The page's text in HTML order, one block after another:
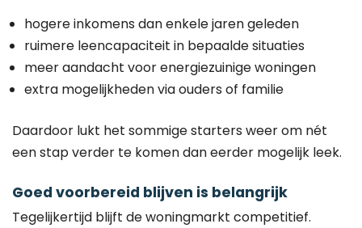
hogere inkomens dan enkele jaren geleden
ruimere leencapaciteit in bepaalde situaties
meer aandacht voor energiezuinige woningen
extra mogelijkheden via ouders of familie
Daardoor lukt het sommige starters weer om nét
een stap verder te komen dan eerder mogelijk leek.
Goed voorbereid blijven is belangrijk
Tegelijkertijd blijft de woningmarkt competitief.